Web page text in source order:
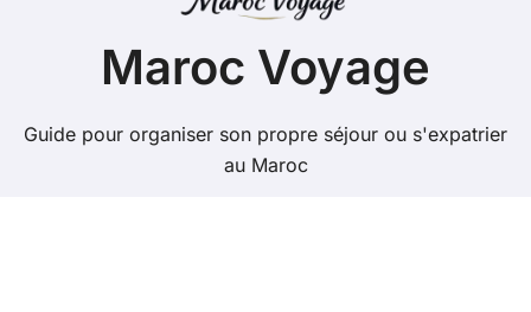
Maroc Voyage
Guide pour organiser son propre séjour ou s'expatrier
au Maroc